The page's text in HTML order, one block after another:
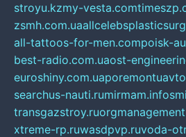
stroyu.kzmy-vesta.com
zsmh.com.ua
all-tattoos-for-men.compoisk-
best-radio.com.uaost-
euroshiny.com.ua
searchus-nauti.rumirmam.info
transgazstroy.ru
xtreme-rp.ruwasdpvp.ruvoda-